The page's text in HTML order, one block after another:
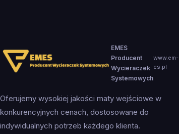
EMES
Producent
Wycieraczek
Systemowych
www.em-
es.pl
Oferujemy wysokiej jakości maty wejściowe w
konkurencyjnych cenach, dostosowane do
indywidualnych potrzeb każdego klienta.